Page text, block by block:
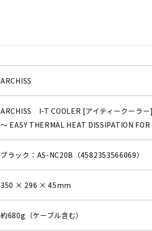
ARCHISS
ARCHISS I-T COOLER [アイティークーラ
～ EASY THERMAL HEAT DISSIPATION
ブラック：AS-NC20B（4582353566069）
350 × 296 × 45mm
約680g（ケーブル含む）